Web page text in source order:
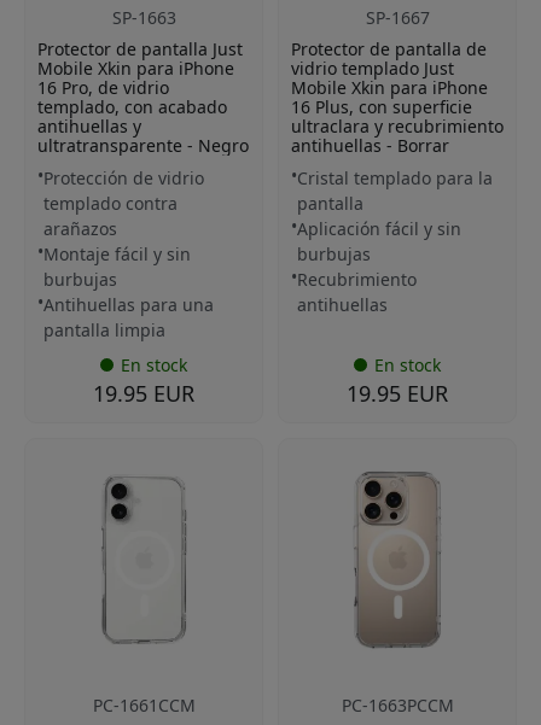
SP-1663
Protector de pantalla Just
Mobile Xkin para iPhone
16 Pro, de vidrio
templado, con acabado
antihuellas y
ultratransparente - Negro
Protección de vidrio
templado contra
arañazos
Montaje fácil y sin
burbujas
Antihuellas para una
pantalla limpia
En stock
19.95 EUR
SP-1667
Protector de pantalla de
vidrio templado Just
Mobile Xkin para iPhone
16 Plus, con superficie
ultraclara y recubrimiento
antihuellas - Borrar
Cristal templado para la
pantalla
Aplicación fácil y sin
burbujas
Recubrimiento
antihuellas
En stock
19.95 EUR
PC-1661CCM
PC-1663PCCM